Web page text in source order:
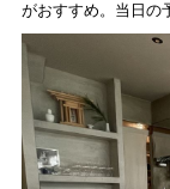
がおすすめ。当日の